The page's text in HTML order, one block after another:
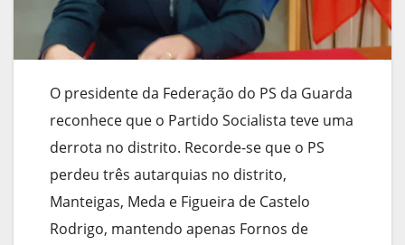
O presidente da Federação do PS da Guarda
reconhece que o Partido Socialista teve uma
derrota no distrito. Recorde-se que o PS
perdeu três autarquias no distrito,
Manteigas, Meda e Figueira de Castelo
Rodrigo, mantendo apenas Fornos de